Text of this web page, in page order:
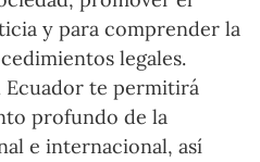
y para comprender la
legales.
Ecuador te permitirá
profundo de la
e internacional, así